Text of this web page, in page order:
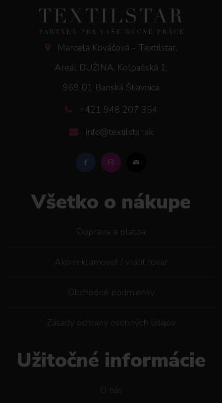
Marcela Kováčová - Textilstar,
Areál DUŽINA, Kolpašská 1,
969 01 Banská Štiavnica
+421 948 207 354
info@textilstar.sk
Všetko o nákupe
Doprava a platba
Ako reklamovat / vrátiť tovar
Obchodné podmienky
Zásady ochrany osobných údajov
Užitočné informácie
O nás